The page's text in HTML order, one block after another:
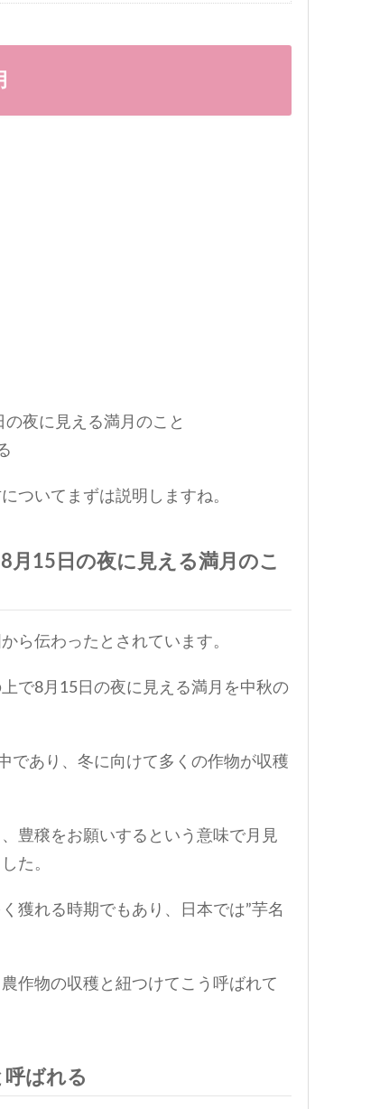
夜に見える満月のこと
ついてまずは説明しますね。
月15日の夜に見える満月のこ
ら伝わったとされています。
で8月15日の夜に見える満月を中秋の
であり、冬に向けて多くの作物が収穫
豊穣をお願いするという意味で月見
た。
獲れる時期でもあり、日本では”芋名
作物の収穫と紐つけてこう呼ばれて
ばれる